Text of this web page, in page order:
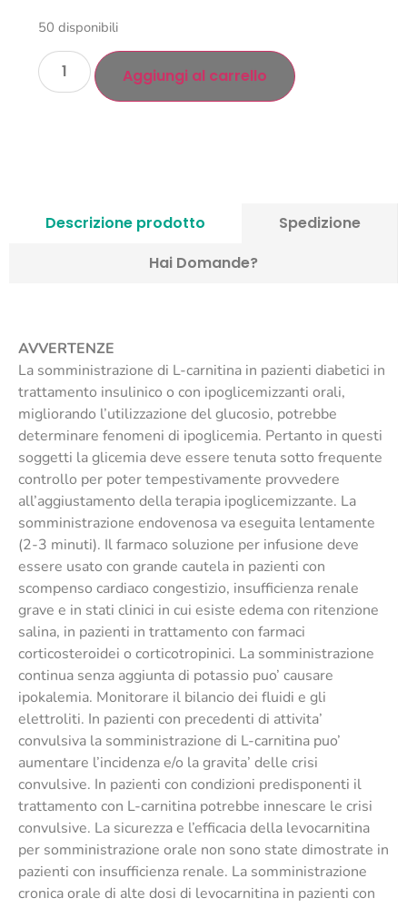
50 disponibili
Aggiungi al carrello
Descrizione prodotto
Spedizione
Hai Domande?
AVVERTENZE
La somministrazione di L-carnitina in pazienti diabetici in
trattamento insulinico o con ipoglicemizzanti orali,
migliorando l’utilizzazione del glucosio, potrebbe
determinare fenomeni di ipoglicemia. Pertanto in questi
soggetti la glicemia deve essere tenuta sotto frequente
controllo per poter tempestivamente provvedere
all’aggiustamento della terapia ipoglicemizzante. La
somministrazione endovenosa va eseguita lentamente
(2-3 minuti). Il farmaco soluzione per infusione deve
essere usato con grande cautela in pazienti con
scompenso cardiaco congestizio, insufficienza renale
grave e in stati clinici in cui esiste edema con ritenzione
salina, in pazienti in trattamento con farmaci
corticosteroidei o corticotropinici. La somministrazione
continua senza aggiunta di potassio puo’ causare
ipokalemia. Monitorare il bilancio dei fluidi e gli
elettroliti. In pazienti con precedenti di attivita’
convulsiva la somministrazione di L-carnitina puo’
aumentare l’incidenza e/o la gravita’ delle crisi
convulsive. In pazienti con condizioni predisponenti il
trattamento con L-carnitina potrebbe innescare le crisi
convulsive. La sicurezza e l’efficacia della levocarnitina
per somministrazione orale non sono state dimostrate in
pazienti con insufficienza renale. La somministrazione
cronica orale di alte dosi di levocarnitina in pazienti con